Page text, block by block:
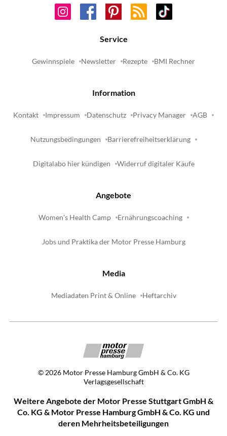
Service
Gewinnspiele Newsletter Rezepte BMI Rechner
Information
Kontakt Impressum Datenschutz Privacy Manager AGB
Nutzungsbedingungen Barrierefreiheitserklärung
Digitalabo hier kündigen Widerruf digitaler Käufe
Angebote
Women's Health Camp Ernährungscoaching
Jobs und Praktika der Motor Presse Hamburg
Media
Mediadaten Print & Online Heftarchiv
© 2026 Motor Presse Hamburg GmbH & Co. KG
Verlagsgesellschaft
Weitere Angebote der Motor Presse Stuttgart GmbH &
Co. KG & Motor Presse Hamburg GmbH & Co. KG und
deren Mehrheitsbeteiligungen